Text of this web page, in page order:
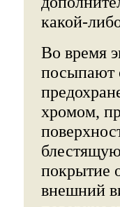
какой-
Во время
посыпают
хромом,
покрытие
внешний